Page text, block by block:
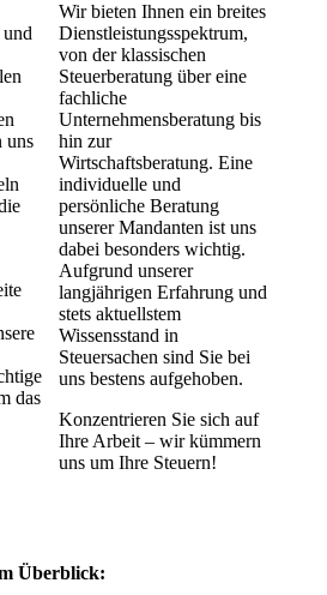
uns
das
Wir bieten Ihnen ein breites
Dienstleistungsspektrum,
von der klassischen
Steuerberatung über eine
fachliche
Unternehmensberatung bis
hin zur
Wirtschaftsberatung. Eine
individuelle und
persönliche Beratung
unserer Mandanten ist uns
dabei besonders wichtig.
Aufgrund unserer
langjährigen Erfahrung und
stets aktuellstem
Wissensstand in
Steuersachen sind Sie bei
uns bestens aufgehoben.
Konzentrieren Sie sich auf
Ihre Arbeit – wir kümmern
uns um Ihre Steuern!
Überblick: